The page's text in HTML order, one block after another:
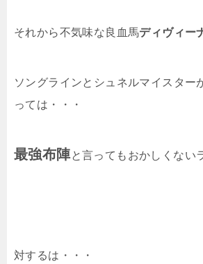
それから不気味な良血馬ディヴィー
ソングラインとシュネルマイスター
っては・・・
最強布陣と言ってもおかしくない
対するは・・・